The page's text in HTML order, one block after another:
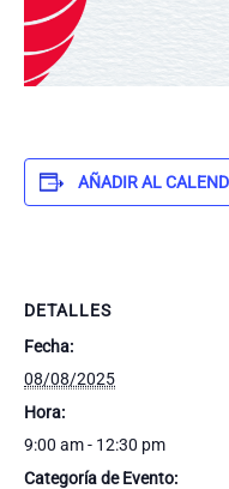
AÑADIR AL
DETALLES
Fecha:
08/08/2025
Hora:
9:00 am - 12:30 pm
Categoría de Evento: